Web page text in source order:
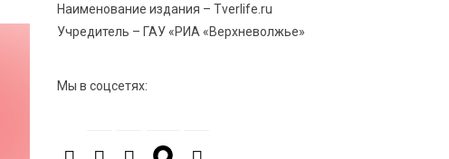
7 Авг 2026 15:30 166
трансформаторных подстанций и более 146 км ЛЭП
7 Авг 2026 15:10
Наименование издания – Tverlife.ru
Учредитель – ГАУ «РИА «Верхневолжье»
Мы в соцсетях: